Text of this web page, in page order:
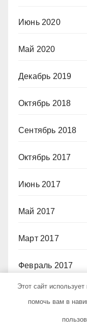
Июнь 2020
Май 2020
Декабрь 2019
Октябрь 2018
Сентябрь 2018
Октябрь 2017
Июнь 2017
Май 2017
Март 2017
Февраль 2017
Этот сайт
помочь вам в